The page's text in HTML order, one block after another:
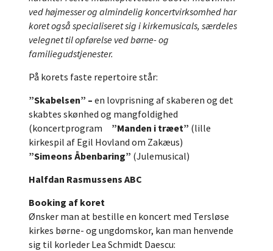
ved højmesser og almindelig koncertvirksomhed har
koret også specialiseret sig i kirkemusicals, særdeles
velegnet til opførelse ved børne- og
familiegudstjenester.
På korets faste repertoire står:
”Skabelsen” – en lovprisning af skaberen og det
skabtes skønhed og mangfoldighed
(koncertprogram ”Manden i træet” (lille
kirkespil af Egil Hovland om Zakæus)
”Simeons Åbenbaring” (Julemusical)
Halfdan Rasmussens ABC
Booking af koret
Ønsker man at bestille en koncert med Tersløse
kirkes børne- og ungdomskor, kan man henvende
sig til korleder Lea Schmidt Daescu: